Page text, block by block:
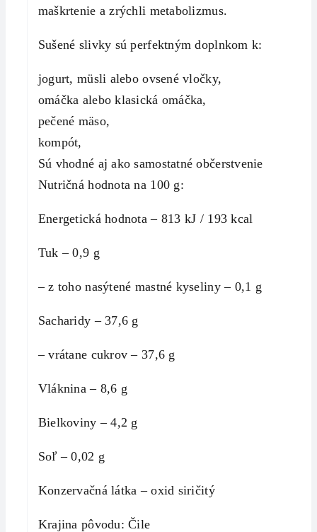
maškrtenie a zrýchli metabolizmus.
Sušené slivky sú perfektným doplnkom k:
jogurt, müsli alebo ovsené vločky,
omáčka alebo klasická omáčka,
pečené mäso,
kompót,
Sú vhodné aj ako samostatné občerstvenie
Nutričná hodnota na 100 g:
Energetická hodnota – 813 kJ / 193 kcal
Tuk – 0,9 g
– z toho nasýtené mastné kyseliny – 0,1 g
Sacharidy – 37,6 g
– vrátane cukrov – 37,6 g
Vláknina – 8,6 g
Bielkoviny – 4,2 g
Soľ – 0,02 g
Konzervačná látka – oxid siričitý
Krajina pôvodu: Čile